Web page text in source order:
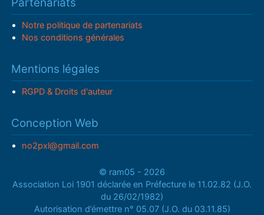
Notre politique de partenariats
Nos conditions générales
Mentions légales
RGPD & Droits d'auteur
Conception Web
no2pxl@gmail.com
© ram05 - 2026
Association Loi 1901 déclarée en Préfecture le 11.02.82 (J.O.
du 26/02/1982)
Autorisation d’émettre n° 05.07 (J.O. du 03.11.85)